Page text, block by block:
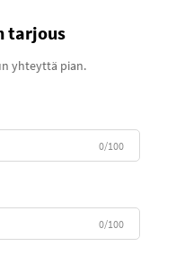
tarjous
yhteyttä pian.
0/100
0/100